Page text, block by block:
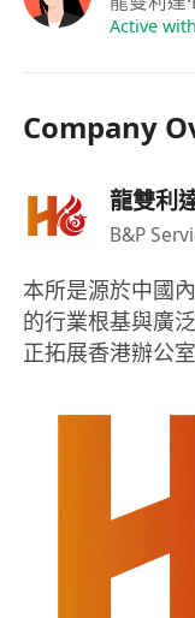
具備團隊合作精
Active
Company
龍雙利
B&P
本所是源於中國
的行業根基與廣
正拓展香港辦公
景），來投資和
獨一無二的機會
職業生涯，師從
全球市場的關鍵人才。 本所為香港
所有合資格人士
符合資格申請香
人才通行證計劃